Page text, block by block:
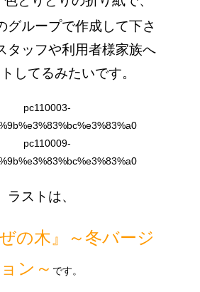
グループで作成して下さ
タッフや利用者様家族へ
してるみたいです。
ラストは、
の木』～冬バージ
ョン～ です。